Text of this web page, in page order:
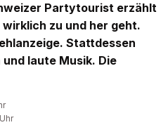
Partytourist erzählt
zu und her geht.
Stattdessen
laute Musik. Die